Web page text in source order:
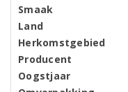
Smaak
Land
Herkomstgebied
Producent
Oogstjaar